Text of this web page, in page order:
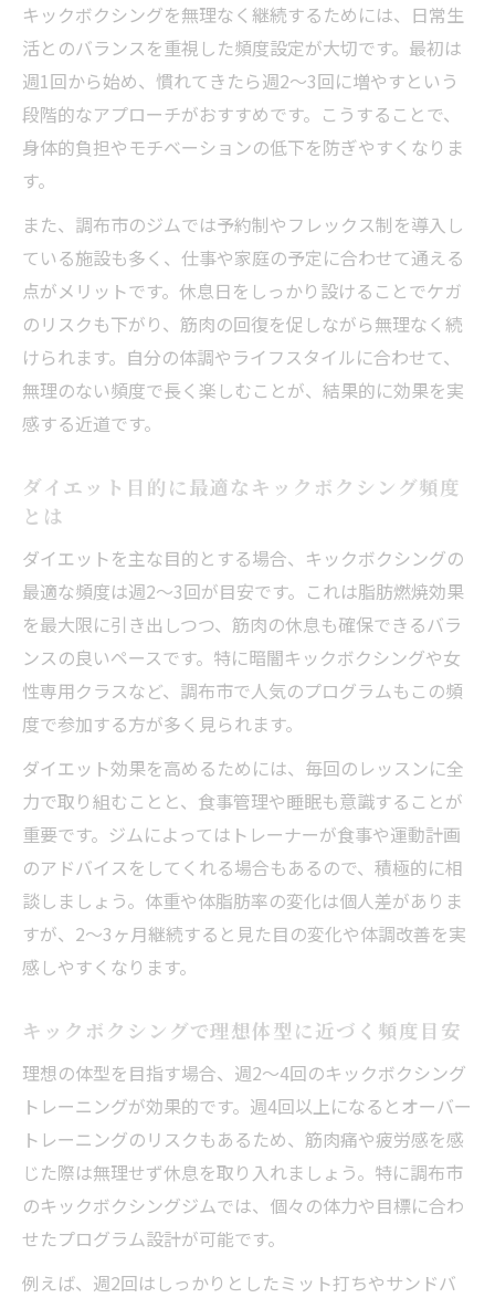
キックボクシングを無理なく継続するためには、日常生
活とのバランスを重視した頻度設定が大切です。最初は
週1回から始め、慣れてきたら週2〜3回に増やすという
段階的なアプローチがおすすめです。こうすることで、
身体的負担やモチベーションの低下を防ぎやすくなりま
す。
また、調布市のジムでは予約制やフレックス制を導入し
ている施設も多く、仕事や家庭の予定に合わせて通える
点がメリットです。休息日をしっかり設けることでケガ
のリスクも下がり、筋肉の回復を促しながら無理なく続
けられます。自分の体調やライフスタイルに合わせて、
無理のない頻度で長く楽しむことが、結果的に効果を実
感する近道です。
ダイエット目的に最適なキックボクシング頻度
とは
ダイエットを主な目的とする場合、キックボクシングの
最適な頻度は週2〜3回が目安です。これは脂肪燃焼効果
を最大限に引き出しつつ、筋肉の休息も確保できるバラ
ンスの良いペースです。特に暗闇キックボクシングや女
性専用クラスなど、調布市で人気のプログラムもこの頻
度で参加する方が多く見られます。
ダイエット効果を高めるためには、毎回のレッスンに全
力で取り組むことと、食事管理や睡眠も意識することが
重要です。ジムによってはトレーナーが食事や運動計画
のアドバイスをしてくれる場合もあるので、積極的に相
談しましょう。体重や体脂肪率の変化は個人差がありま
すが、2〜3ヶ月継続すると見た目の変化や体調改善を実
感しやすくなります。
キックボクシングで理想体型に近づく頻度目安
理想の体型を目指す場合、週2〜4回のキックボクシング
トレーニングが効果的です。週4回以上になるとオーバー
トレーニングのリスクもあるため、筋肉痛や疲労感を感
じた際は無理せず休息を取り入れましょう。特に調布市
のキックボクシングジムでは、個々の体力や目標に合わ
せたプログラム設計が可能です。
例えば、週2回はしっかりとしたミット打ちやサンドバ